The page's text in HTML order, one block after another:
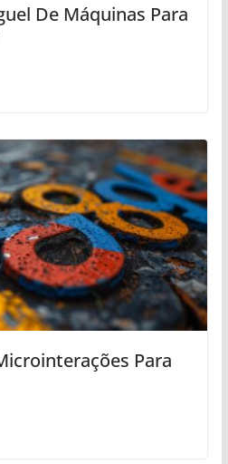
De Máquinas Para
Para